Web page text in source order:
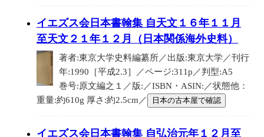
イエズス会日本書翰集 自天文１６年１１月
至天文２１年１２月（日本関係海外史料）
著者:東京大学史料編纂所／出版:東京大学／刊行
年:1990［平成2.3］／ページ:311p／判型:A5
巻号:原文編之１／版:／ISBN・ASIN:／状態他：
重量:約610g 厚さ:約2.5cm／
日本の古本屋で確認
イエズス会日本書翰集 自弘治元年１２月至